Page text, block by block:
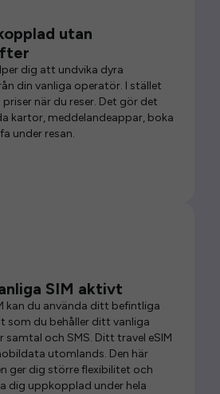
utan
dig att undvika dyra
din vanliga operatör. I stället
när du reser. Det gör det
kartor, meddelandeappar, boka
under resan.
SIM aktivt
kan du använda ditt befintliga
som du behåller ditt vanliga
och SMS. Ditt travel eSIM
utomlands. Den här
ger dig större flexibilitet och
dig uppkopplad under hela